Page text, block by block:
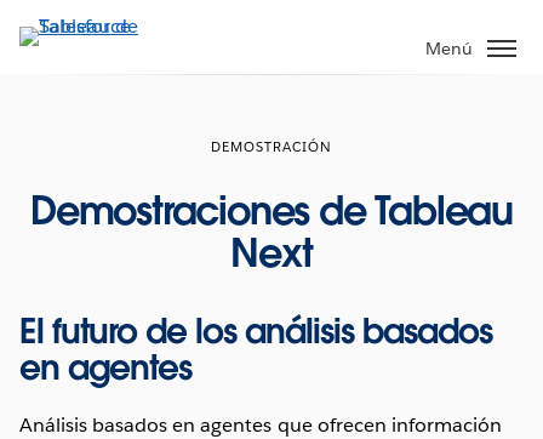
Menú
DEMOSTRACIÓN
Demostraciones de Tableau
Next
El futuro de los análisis basados
en agentes
Análisis basados en agentes que ofrecen información